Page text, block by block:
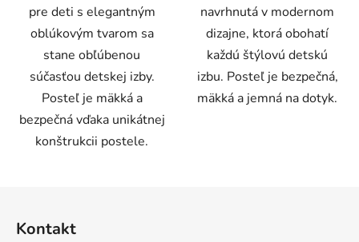
pre deti s elegantným
oblúkovým tvarom sa
stane obľúbenou
súčasťou detskej izby.
Posteľ je mäkká a
bezpečná vďaka unikátnej
konštrukcii postele.
navrhnutá v modernom
dizajne, ktorá obohatí
každú štýlovú detskú
izbu. Posteľ je bezpečná,
mäkká a jemná na dotyk.
Kontakt